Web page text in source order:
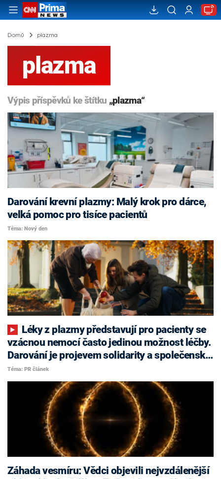
Domů plazma
plazma
Výpis příspěvků ke štítku „plazma“
Darování krevní plazmy: Malý krok pro dárce,
velká pomoc pro tisíce pacientů
Téma: Nový den
vzácnou nemocí často jedinou možnost léčby.
Darování je projevem solidarity a společenské
odpovědnosti
Téma: PR článek
Záhada vesmíru: Vědci objevili nejvzdálenější